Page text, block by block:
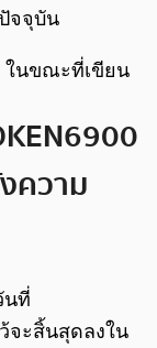
จจุบัน
ในขณะที่เขียน
ความ
นที่
จะสิ้นสุดลงใน